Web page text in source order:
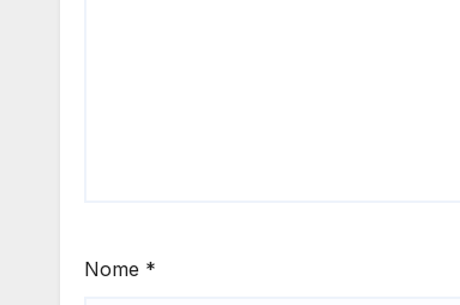
Nome *